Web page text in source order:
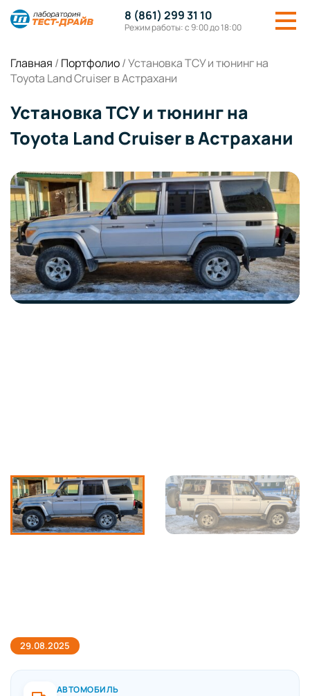
8 (861) 299 31 10
Режим работы: с 9:00 до 18:00
Главная / Портфолио/Установка ТСУ и тюнинг на
Toyota Land Cruiser в Астрахани
Установка ТСУ и тюнинг на
Toyota Land Cruiser в Астрахани
29.08.2025
АВТОМОБИЛЬ